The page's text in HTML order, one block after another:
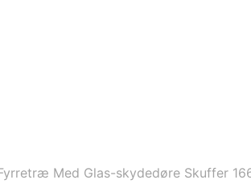
Med Glas-skydedøre Skuffer